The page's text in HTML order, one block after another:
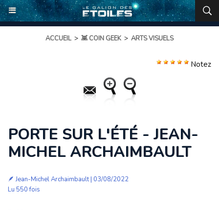
ACCUEIL > 👾 COIN GEEK > ARTS VISUELS
Notez
PORTE SUR L'ÉTÉ - JEAN-
MICHEL ARCHAIMBAULT
🪶Jean-Michel Archaimbault| 03/08/2022
Lu 550 fois